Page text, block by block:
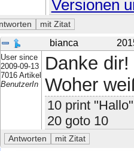
Versionen
bianca
User since
2009-09-13
7016 Artikel
BenutzerIn
Danke dir!
Woher
10 print "Hallo"
20 goto 10